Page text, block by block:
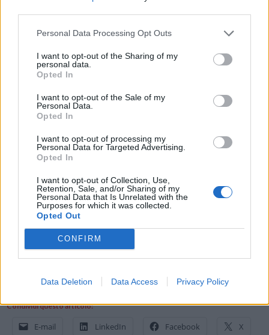
Personal Data Processing Opt Outs
I want to opt-out of the Sharing of my
personal data.
Opted In
I want to opt-out of the Sale of my
Personal Data.
Opted In
I want to opt-out of processing my
Personal Data for Targeted Advertising.
Opted In
I want to opt-out of Collection, Use,
Retention, Sale, and/or Sharing of my
Personal Data that Is Unrelated with the
Purposes for which it was collected.
Opted Out
CONFIRM
Data Deletion Data Access Privacy Policy
Anche la collaborazione digitale e le riunioni virtuali offrono un
grande valore aggiunto, non solo in termini di risparmi economici, ma
ambientale. Approcci ibridi in cui virtuale e fisico si fondono e
coesistono saranno presto la norma, in particolare nel mondo del
percepire le “esperienze” non più in modo reale, bensì virtuale.
Come sempre, ogni visione positiva ha anche un risvolto negativo.
Rimane sempre un minimo rischio che le tecnologie emergenti non
intrecceranno in modo ancora più significativo, questo potrà avere
un impatto negativo in termini di sorveglianza e controllo, ad
esempio. È dunque auspicabile che nei prossimi anni i progressi
tecnologici saranno accompagnati da regolamentazioni condivise,
affinchè le nuove tecnologie vengano utilizzate a beneficio di tutti
ha dichiaratoChristian Reinwald, Head of Product Management
Condividi questo articolo:
E-mail LinkedIn Facebook X